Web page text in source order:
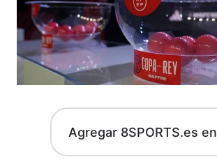
Agregar 8SPORTS.es en